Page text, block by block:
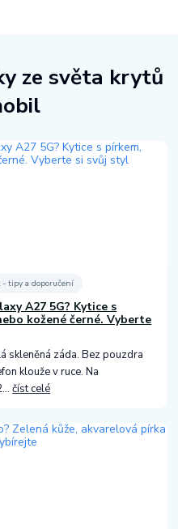
ze světa krytů
tipy a doporučení
A27 5G? Kytice s
kožené černé. Vyberte
skleněná záda. Bez pouzdra
klouže v ruce. Na
číst celé